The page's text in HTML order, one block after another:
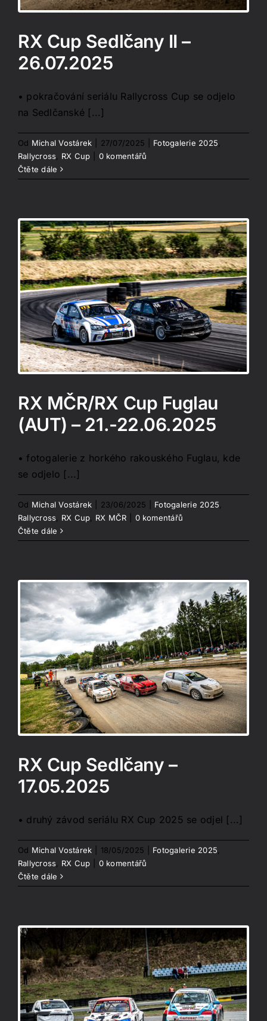
RX Cup Sedlčany II –
26.07.2025
• pokračování seriálu Rallycross Cup se odjelo
na Sedlčanské [...]
Od Michal Vostárek 27/07/2025 Fotogalerie 2025,
Rallycross, RX Cup
0 komentářů
Čtěte dále
RX MČR/RX Cup Fuglau
(AUT) – 21.-22.06.2025
• fotogalerie z horkého rakouského Fuglau, kde
se odjelo [...]
Od Michal Vostárek 23/06/2025 Fotogalerie 2025
Rallycross
RX Cup RX MČR
0 komentářů
Čtěte dále
RX Cup Sedlčany –
17.05.2025
• druhý závod seriálu RX Cup 2025 se odjel [...]
Od Michal Vostárek 18/05/2025 Fotogalerie 2025
Rallycross
RX Cup
0 komentářů
Čtěte dále